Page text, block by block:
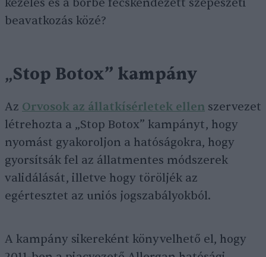
kezelés és a bőrbe fecskendezett szépészeti
beavatkozás közé?
„Stop Botox” kampány
Az Orvosok az állatkísérletek ellen szervezet
létrehozta a „Stop Botox” kampányt, hogy
nyomást gyakoroljon a hatóságokra, hogy
gyorsítsák fel az állatmentes módszerek
validálását, illetve hogy töröljék az
egértesztet az uniós jogszabályokból.
A kampány sikereként könyvelhető el, hogy